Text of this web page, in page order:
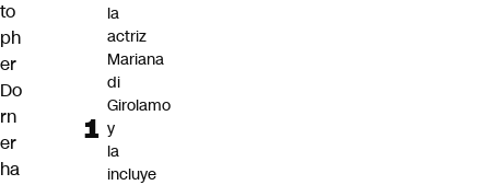
to
ph
er
Do
rn
er
ha
la
actriz
Mariana
di
Girolamo
y
la
incluye